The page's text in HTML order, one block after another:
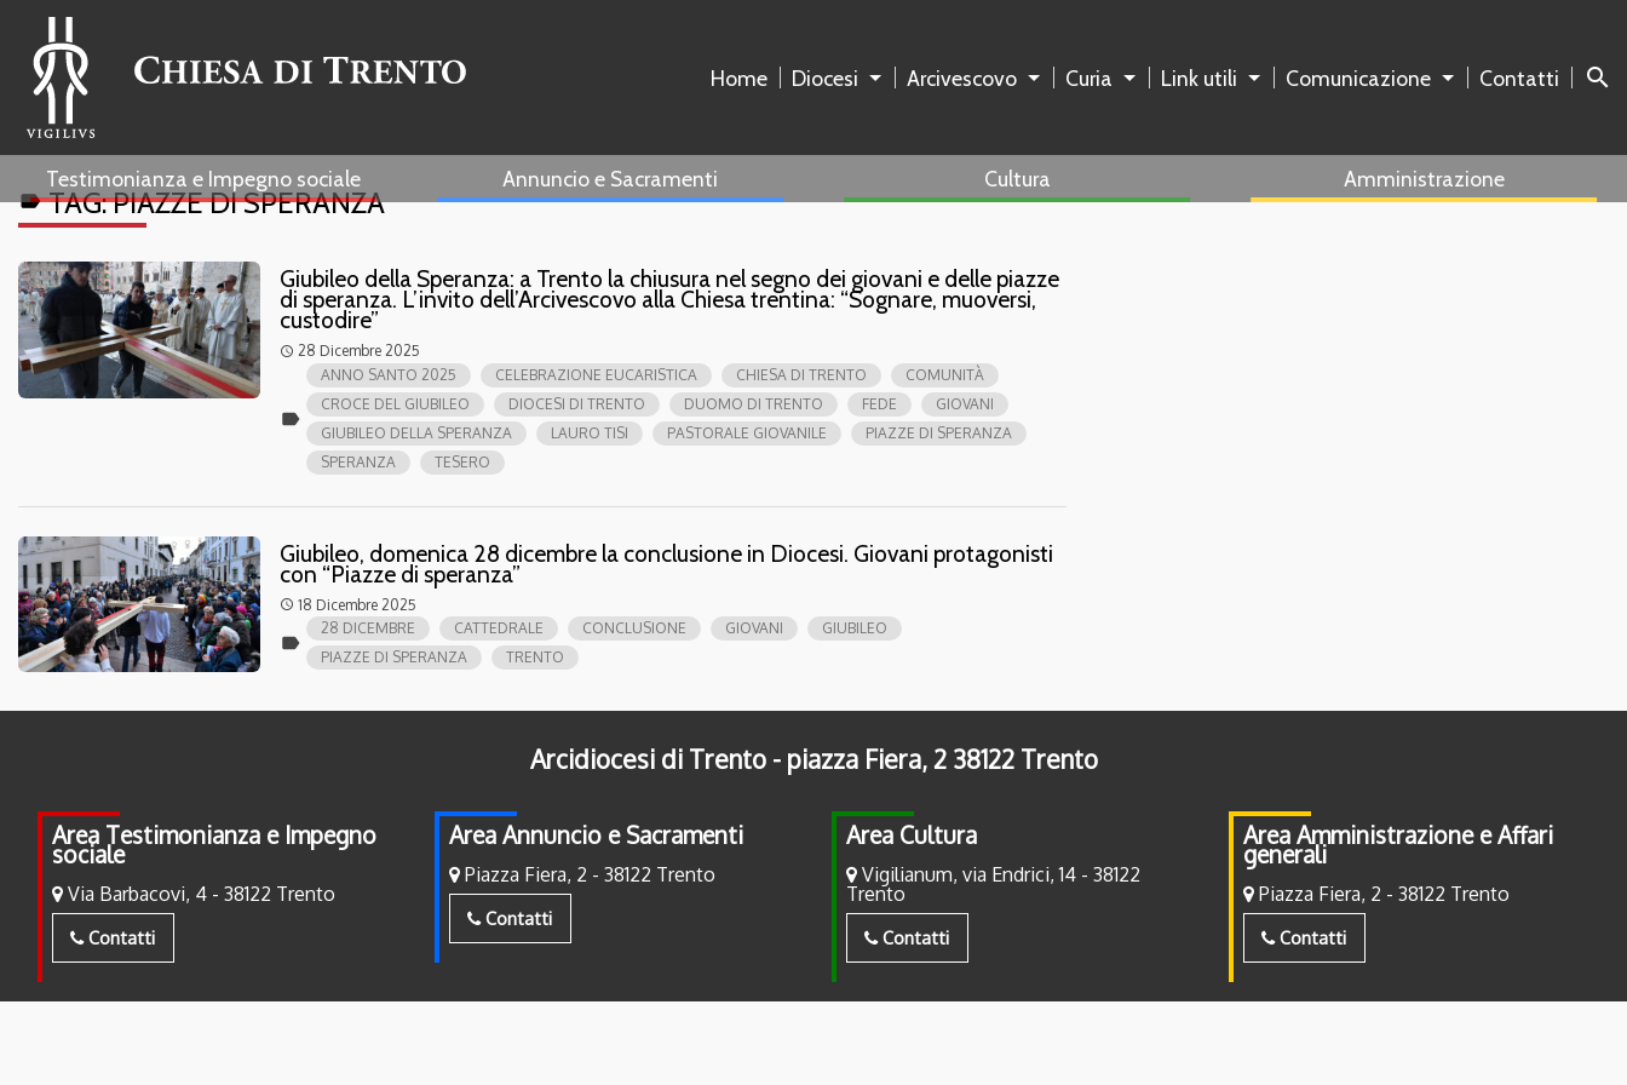
Home Diocesi Arcivescovo Curia Link utili Comunicazione Contatti search
Testimonianza e Impegno sociale Annuncio e Sacramenti Cultura Amministrazione
labelTAG:PIAZZE DI SPERANZA
Giubileo della Speranza: a Trento la chiusura nel segno dei giovani e delle piazze
di speranza. L’invito dell’Arcivescovo alla Chiesa trentina: “Sognare, muoversi,
custodire”
access_time 28 Dicembre 2025
label
ANNO SANTO 2025 CELEBRAZIONE EUCARISTICA CHIESA DI TRENTO
COMUNITÀ
CROCE DEL GIUBILEO
DIOCESI DI TRENTO DUOMO DI TRENTO FEDE
GIOVANI
GIUBILEO DELLA SPERANZA
LAURO TISI PASTORALE GIOVANILE
PIAZZE DI SPERANZA
SPERANZA
TESERO
Giubileo, domenica 28 dicembre la conclusione in Diocesi. Giovani protagonisti
con “Piazze di speranza”
access_time 18 Dicembre 2025
label
28 DICEMBRE CATTEDRALE CONCLUSIONE GIOVANI
GIUBILEO
PIAZZE DI SPERANZA
TRENTO
Arcidiocesi di Trento - piazza Fiera, 2 38122 Trento
Area Testimonianza e Impegno
sociale
Via Barbacovi, 4 - 38122 Trento
Contatti
Area Annuncio e Sacramenti
Piazza Fiera, 2 - 38122 Trento
Contatti
Area Cultura
Vigilianum, via Endrici, 14 - 38122
Trento
Contatti
Area Amministrazione e Affari
generali
Piazza Fiera, 2 - 38122 Trento
Contatti